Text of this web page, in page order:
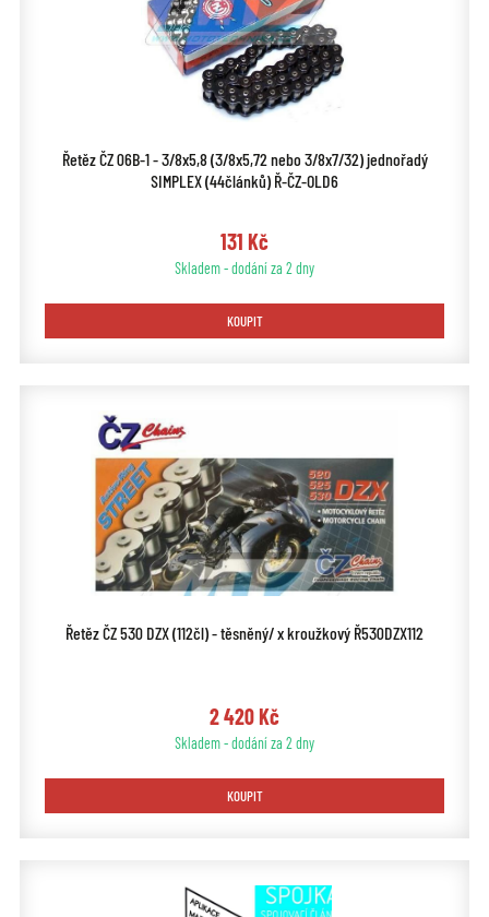
Řetěz ČZ 06B-1 - 3/8x5,8 (3/8x5,72 nebo 3/8x7/32) jednořadý
SIMPLEX (44článků) Ř-ČZ-OLD6
131 Kč
Skladem - dodání za 2 dny
KOUPIT
Řetěz ČZ 530 DZX (112čl) - těsněný/ x kroužkový Ř530DZX112
2 420 Kč
Skladem - dodání za 2 dny
KOUPIT